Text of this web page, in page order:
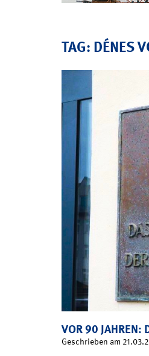
TAG: DÉNES
VOR 90 JAHREN:
Geschrieben am